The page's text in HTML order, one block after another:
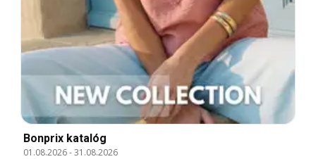
Bonprix katalóg
01.08.2026-31.08.2026